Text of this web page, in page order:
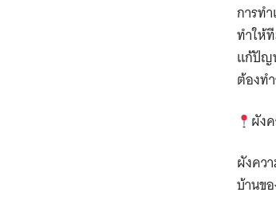
การท
ทำให้
แก้ปัญ
ต้องท
ผัง
ผังคว
บ้านข